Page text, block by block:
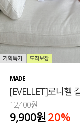
하객룩
티셔츠
팬츠
MADE
[EVELLET]로니헬
12,400원
9,900원 20%